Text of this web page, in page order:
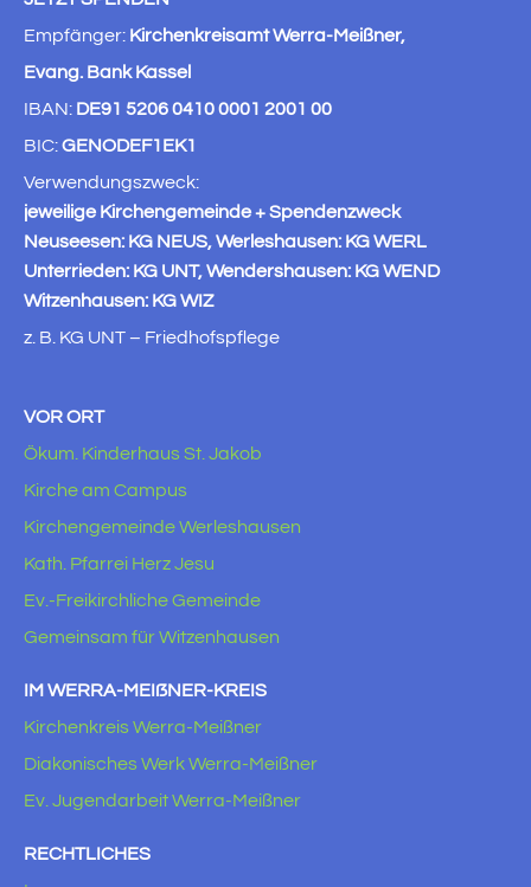
Empfänger: Kirchenkreisamt Werra-Meißner,
Evang. Bank Kassel
IBAN: DE91 5206 0410 0001 2001 00
BIC:GENODEF1EK1
Verwendungszweck:
jeweilige Kirchengemeinde + Spendenzweck
Neuseesen: KG NEUS, Werleshausen: KG WERL
Unterrieden: KG UNT, Wendershausen: KG WEND
Witzenhausen: KG WIZ
z. B. KG UNT – Friedhofspflege
VOR ORT
Ökum. Kinderhaus St. Jakob
Kirche am Campus
Kirchengemeinde Werleshausen
Kath. Pfarrei Herz Jesu
Ev.-Freikirchliche Gemeinde
Gemeinsam für Witzenhausen
IM WERRA-MEIẞNER-KREIS
Kirchenkreis Werra-Meißner
Diakonisches Werk Werra-Meißner
Ev. Jugendarbeit Werra-Meißner
RECHTLICHES